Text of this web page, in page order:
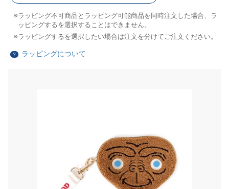
ラッピング不可商品とラッピング可能商品を同時注文した場合、ラ
ッピングするを選択することはできません。
ラッピングするを選択したい場合は注文を分けてご注文ください。
？ ラッピングについて